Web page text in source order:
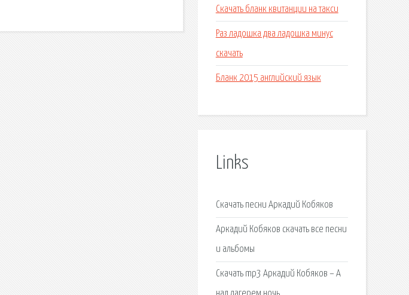
Скачать бланк квитанции на такси
Раз ладошка два ладошка минус
скачать
Бланк 2015 английский язык
Links
Скачать песни Аркадий Кобяков
Аркадий Кобяков скачать все песни
и альбомы
Скачать mp3 Аркадий Кобяков – А